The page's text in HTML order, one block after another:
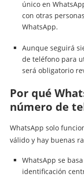
único en
con otras
WhatsApp.
Aunque seguirá
de teléfono para
será obligatorio
Por qué
número de
WhatsApp solo
válido y hay buenas
WhatsApp se
identificación